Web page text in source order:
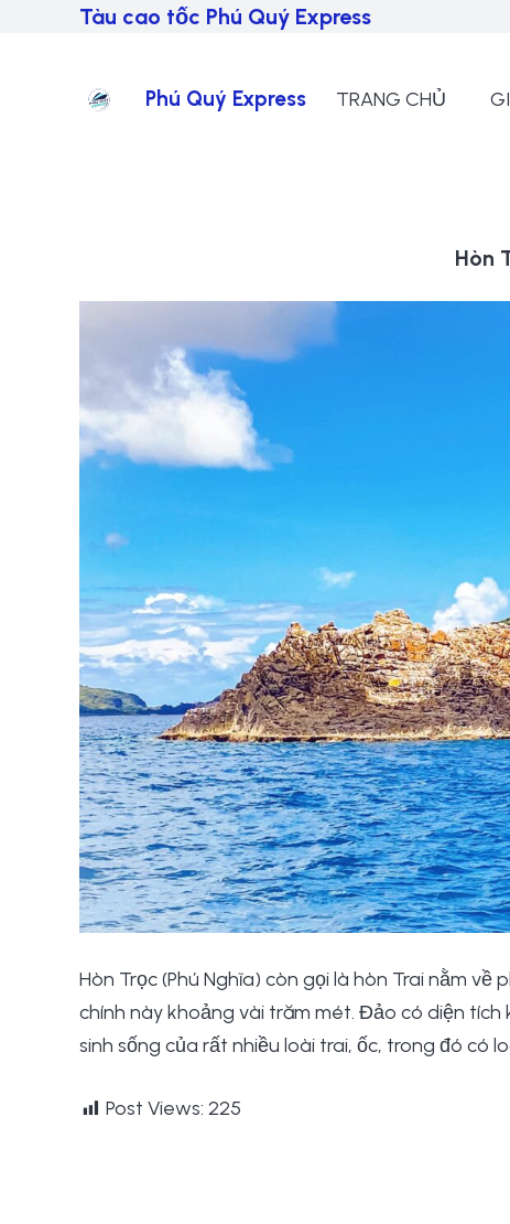
Tàu cao tốc Phú Quý Express
Phú Quý Express TRANG CHỦ
Hòn
Hòn Trọc (Phú Nghĩa) còn gọi là hòn Trai nằm
chính này khoảng vài trăm mét. Đảo có diện tích
sinh sống của rất nhiều loài trai, ốc, trong đó có
Post Views: 225